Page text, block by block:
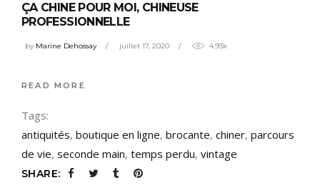
ÇA CHINE POUR MOI, CHINEUSE
PROFESSIONNELLE
by Marine Dehossay juillet 17, 2020 4.93k
READ MORE
Tags:
antiquités, boutique en ligne, brocante, chiner, parcours
de vie, seconde main, temps perdu, vintage
SHARE: